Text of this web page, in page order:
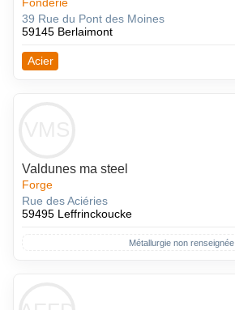
39 Rue du Pont des Moines
59145 Berlaimont
Acier
Valdunes ma steel
Forge
Rue des Aciéries
59495 Leffrinckoucke
Métallurgie non renseignée